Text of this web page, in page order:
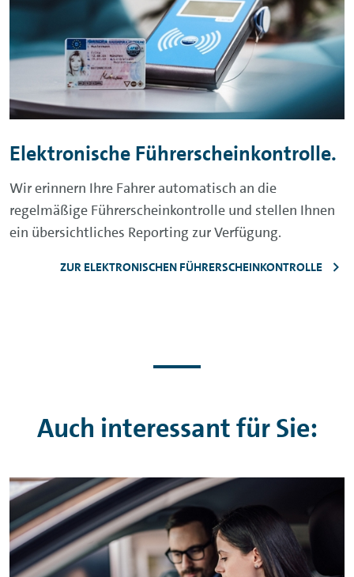
Elektronische Führerscheinkontrolle.
Wir erinnern Ihre Fahrer automatisch an die
regelmäßige Führerscheinkontrolle und stellen Ihnen
ein übersichtliches Reporting zur Verfügung.
ZUR ELEKTRONISCHEN FÜHRERSCHEINKONTROLLE
Auch interessant für Sie: